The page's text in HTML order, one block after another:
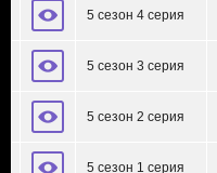
5 сезон 4 серия
5 сезон 3 серия
5 сезон 2 серия
5 сезон 1 серия